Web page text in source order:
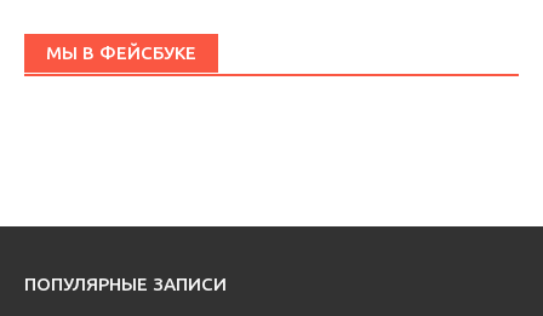
МЫ В ФЕЙСБУКЕ
ПОПУЛЯРНЫЕ ЗАПИСИ